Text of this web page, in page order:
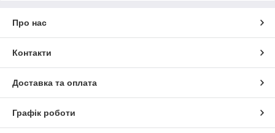
Про нас
Контакти
Доставка та оплата
Графік роботи